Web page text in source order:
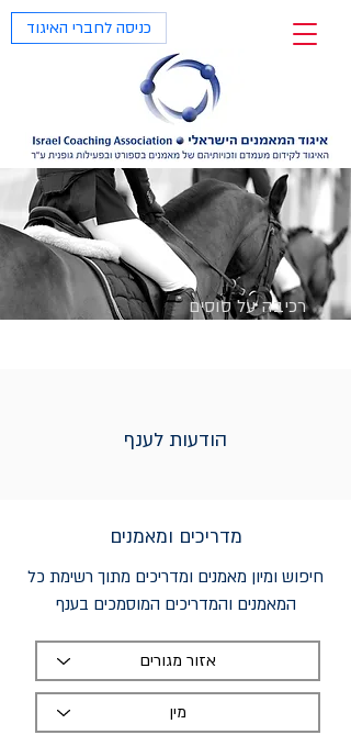
כניסה לחברי האיגוד
רכיבה על סוסים
הודעות לענף
מדריכים ומאמנים
חיפוש ומיון מאמנים ומדריכים מתוך רשימת כל
המאמנים והמדריכים המוסמכים בענף